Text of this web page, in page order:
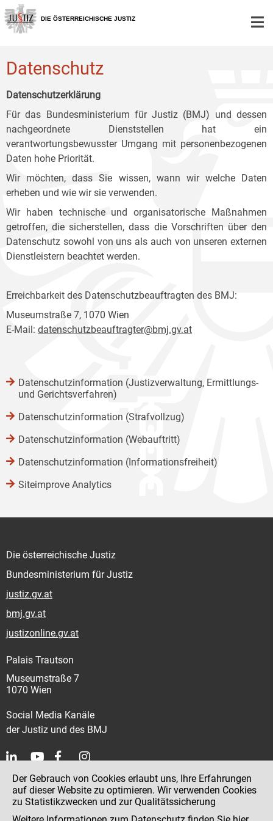
Zur
Hauptnavigation
[1]
Zum
Inhalt
[2]
Zum
Untermenü
[3]
DIE ÖSTERREICHISCHE JUSTIZ
Datenschutz
Datenschutzerklärung
Für das Bundesministerium für Justiz (BMJ) und dessen
nachgeordnete Dienststellen hat ein
verantwortungsbewusster Umgang mit personenbezogenen
Daten hohe Priorität.
Wir möchten, dass Sie wissen, wann wir welche Daten
erheben und wie wir sie verwenden.
Wir haben technische und organisatorische Maßnahmen
getroffen, die sicherstellen, dass die Vorschriften über den
Datenschutz sowohl von uns als auch von unseren externen
Dienstleistern beachtet werden.
Erreichbarkeit des Datenschutzbeauftragten des BMJ:
Museumstraße 7, 1070 Wien
E-Mail: datenschutzbeauftragter@bmj.gv.at
Datenschutzinformation (Justizverwaltung, Ermittlungs-
und Gerichtsverfahren)
Datenschutzinformation (Strafvollzug)
Datenschutzinformation (Webauftritt)
Datenschutzinformation (Informationsfreiheit)
Siteimprove Analytics
Die österreichische Justiz
Bundesministerium für Justiz
justiz.gv.at
bmj.gv.at
justizonline.gv.at
Palais Trautson
Museumstraße 7
1070 Wien
Social Media Kanäle
der Justiz und des BMJ
Kontakt
Impressum
Der Gebrauch von Cookies erlaubt uns, Ihre Erfahrungen
auf dieser Website zu optimieren. Wir verwenden Cookies
zu Statistikzwecken und zur Qualitätssicherung